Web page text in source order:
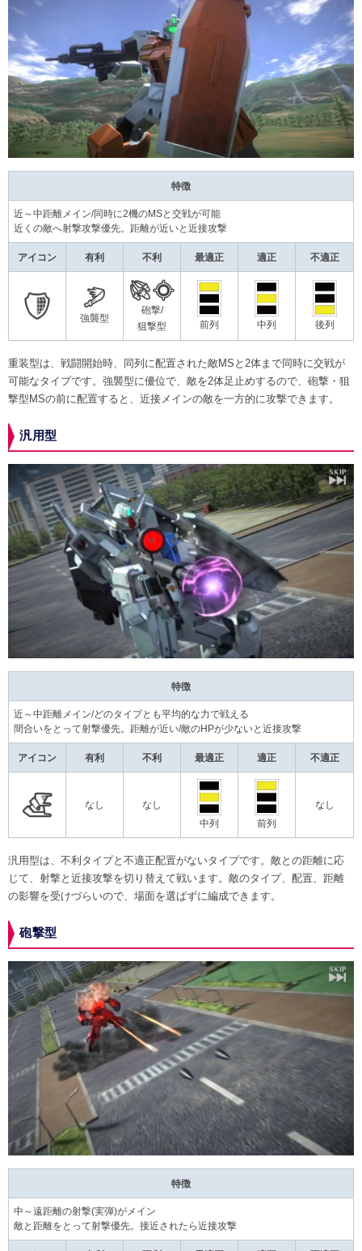
特徴
近～中距離メイン/同時に2機のMSと交戦が可能
近くの敵へ射撃攻撃優先。距離が近いと近接攻撃
アイコン 有利 不利 最適正 適正 不適正
強襲型
砲撃/
狙撃型
前列 中列 後列
重装型は、戦闘開始時、同列に配置された敵MSと2体まで同時に交戦が
可能なタイプです。強襲型に優位で、敵を2体足止めするので、砲撃・狙
撃型MSの前に配置すると、近接メインの敵を一方的に攻撃できます。
汎用型
特徴
近～中距離メイン/どのタイプとも平均的な力で戦える
間合いをとって射撃優先。距離が近い/敵のHPが少ないと近接攻撃
アイコン 有利 不利 最適正 適正 不適正
なし
なし
中列
前列
なし
汎用型は、不利タイプと不適正配置がないタイプです。敵との距離に応
じて、射撃と近接攻撃を切り替えて戦います。敵のタイプ、配置、距離
の影響を受けづらいので、場面を選ばずに編成できます。
砲撃型
特徴
中～遠距離の射撃(実弾)がメイン
敵と距離をとって射撃優先。接近されたら近接攻撃